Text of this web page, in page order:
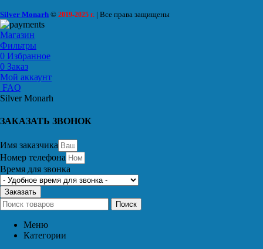
Silver Monarh © 2019-2025 г. | Все права защищены
Магазин
Фильтры
0 Избранное
0 Заказ
Мой аккаунт
FAQ
Silver Monarh
ЗАКАЗАТЬ ЗВОНОК
Имя заказчика
Номер телефона
Время для звонка
Заказать
Поиск
Меню
Категории